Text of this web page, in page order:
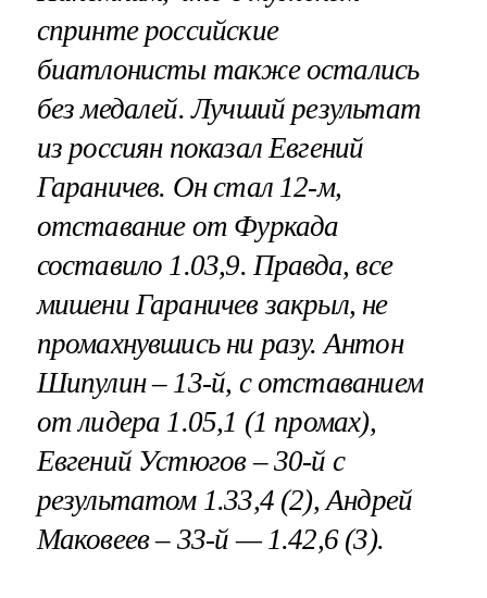
спринте российские
биатлонисты также остались
без медалей. Лучший результат
из россиян показал Евгений
Гараничев. Он стал 12-м,
отставание от Фуркада
составило 1.03,9. Правда, все
мишени Гараничев закрыл, не
промахнувшись ни разу. Антон
Шипулин– 13-й, с отставанием
от лидера 1.05,1 (1 промах),
Евгений Устюгов– 30-й с
результатом 1.33,4 (2), Андрей
Маковеев – 33-й — 1.42,6 (3).